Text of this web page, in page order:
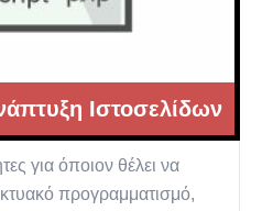
Ιστοσελίδων
για όποιον θέλει να
προγραμματισμό,